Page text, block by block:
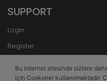
SUPPORT
Login
Register
Bank Transfer
Bu internet sitesinde sizlere
için Cookieler kullanılmaktadır.